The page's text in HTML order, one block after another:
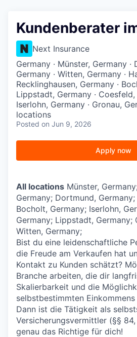
Kundenberater
Next Insurance
Germany · Münster, Germany ·
Germany · Witten, Germany ·
Recklinghausen, Germany ·
Lippstadt, Germany · Coesfeld,
Iserlohn, Germany · Gronau,
locations
Posted on Jun 9, 2026
Apply now
All locations Münster,
Germany; Dortmund,
Bocholt, Germany; Iserlohn,
Germany; Lippstadt, Germany;
Witten, Germany;
Bist du eine leidenschaftliche
die Freude am Verkaufen hat
Kontakt zu Kunden schätzt?
Branche arbeiten, die dir
Skalierbarkeit und die
selbstbestimmten
Dann ist die Tätigkeit als
Versicherungsvermittler (§§
genau das Richtige für dich!